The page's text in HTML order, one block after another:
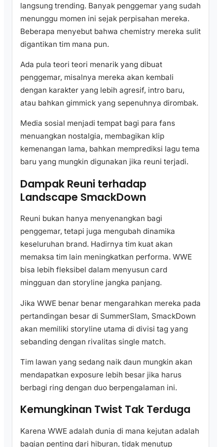
langsung trending. Banyak penggemar yang sudah
menunggu momen ini sejak perpisahan mereka.
Beberapa menyebut bahwa chemistry mereka sulit
digantikan tim mana pun.
Ada pula teori teori menarik yang dibuat
penggemar, misalnya mereka akan kembali
dengan karakter yang lebih agresif, intro baru,
atau bahkan gimmick yang sepenuhnya dirombak.
Media sosial menjadi tempat bagi para fans
menuangkan nostalgia, membagikan klip
kemenangan lama, bahkan memprediksi lagu tema
baru yang mungkin digunakan jika reuni terjadi.
Dampak Reuni terhadap
Landscape SmackDown
Reuni bukan hanya menyenangkan bagi
penggemar, tetapi juga mengubah dinamika
keseluruhan brand. Hadirnya tim kuat akan
memaksa tim lain meningkatkan performa. WWE
bisa lebih fleksibel dalam menyusun card
mingguan dan storyline jangka panjang.
Jika WWE benar benar mengarahkan mereka pada
pertandingan besar di SummerSlam, SmackDown
akan memiliki storyline utama di divisi tag yang
sebanding dengan rivalitas single match.
Tim lawan yang sedang naik daun mungkin akan
mendapatkan exposure lebih besar jika harus
berbagi ring dengan duo berpengalaman ini.
Kemungkinan Twist Tak Terduga
Karena WWE adalah dunia di mana kejutan adalah
bagian penting dari hiburan, tidak menutup